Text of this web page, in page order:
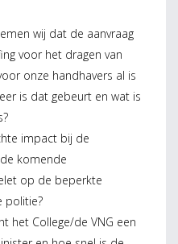
wij dat de aanvraag
voor het dragen van
onze handhavers al is
is dat gebeurt en wat is
impact bij de
komende
op de beperkte
politie?
het College/de VNG een